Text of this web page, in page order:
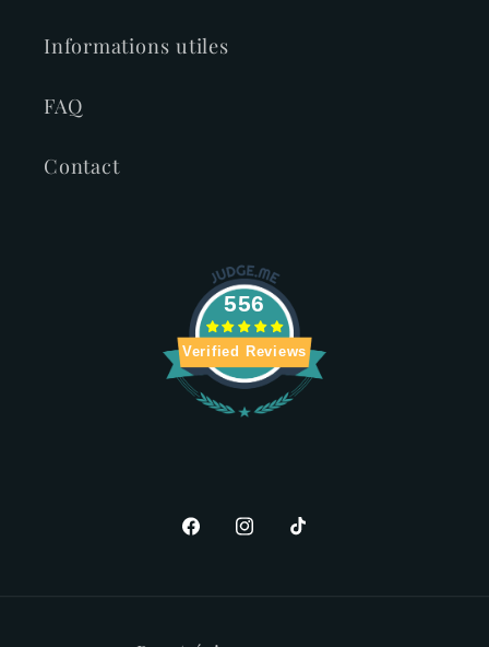
Informations utiles
FAQ
Contact
556
Verified Reviews
FacebookInstagram
TikTok